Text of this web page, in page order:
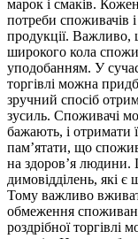
марок і смаків.
потреби споживачів
продукції. Важливо,
широкого кола
уподобанням. У
торгівлі можна
зручний спосіб
зусиль. Споживачі
бажають, і отримати
пам’ятати, що
на здоров’я людини.
димовідділень, які
Тому важливо
обмеження
роздрібної торгівлі